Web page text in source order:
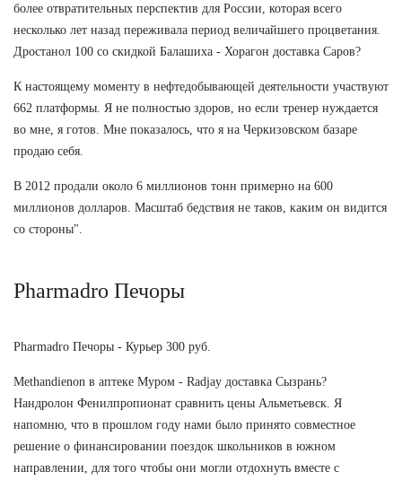
более отвратительных перспектив для России, которая всего
несколько лет назад переживала период величайшего процветания.
Дростанол 100 со скидкой Балашиха - Хорагон доставка Саров?
К настоящему моменту в нефтедобывающей деятельности участвуют
662 платформы. Я не полностью здоров, но если тренер нуждается
во мне, я готов. Мне показалось, что я на Черкизовском базаре
продаю себя.
В 2012 продали около 6 миллионов тонн примерно на 600
миллионов долларов. Масштаб бедствия не таков, каким он видится
со стороны".
Pharmadro Печоры
Pharmadro Печоры - Курьер 300 руб.
Methandienon в аптеке Муром - Radjay доставка Сызрань?
Нандролон Фенилпропионат сравнить цены Альметьевск. Я
напомню, что в прошлом году нами было принято совместное
решение о финансировании поездок школьников в южном
направлении, для того чтобы они могли отдохнуть вместе с